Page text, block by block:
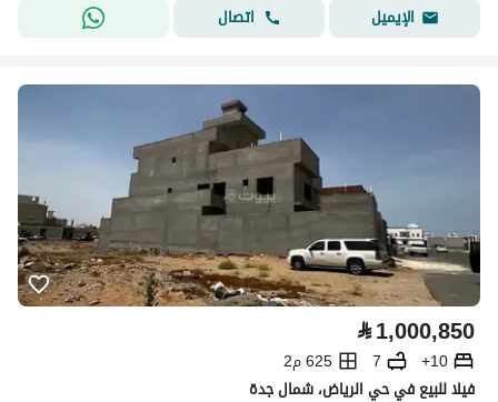
الإيميل
اتصال
⃁1,000,850
10+
7
625 م2
فيلا للبيع في حي الرياض، شمال جدة